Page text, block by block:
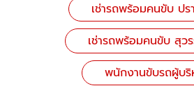
เช่ารถพร้อมคนขับ ปร
เช่ารถพร้อมคนขับ สุ
พนักงานขับรถผู้บริ